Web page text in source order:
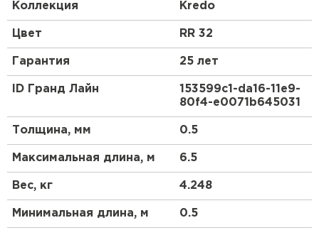
средиземноморский стиль кровли, а мягкие и
Kredo схожесть с натуральной черепицей. С Kredo
Ваш дом будет выразительным и оригинальным
долгие годы.
длиной до 6,5 метров.
металлочерепицы Kredo может быть заметен.
При скате большей длины рекомендуем
использовать другой вид профиля
металлочерепицы Grand Line®.
Коллекция Kredo
Цвет RR 32
Гарантия 25 лет
ID Гранд Лайн
153599c1-da16-11e9-
80f4-e0071b645031
Толщина, мм 0.5
Максимальная длина, м 6.5
Вес, кг 4.248
Минимальная длина, м 0.5